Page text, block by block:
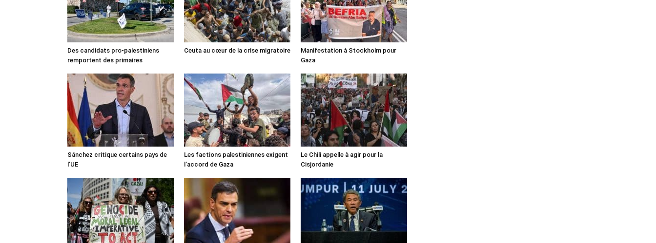
Des candidats pro-palestiniens
remportent des primaires
Ceuta au cœur de la crise migratoire
Manifestation à Stockholm pour
Gaza
Sánchez critique certains pays de
l’UE
Les factions palestiniennes exigent
l’accord de Gaza
Le Chili appelle à agir pour la
Cisjordanie